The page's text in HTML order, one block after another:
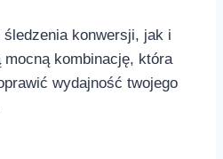
​konwersji, jak i
kombinację, która
wydajność twojego